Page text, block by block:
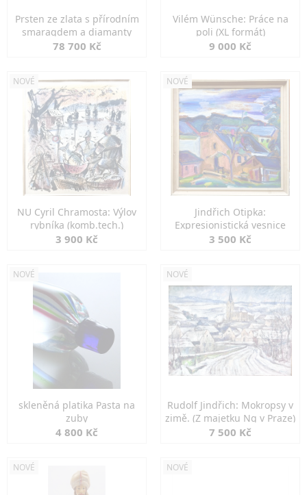
Prsten ze zlata s přírodním
smaragdem a diamanty
78 700 Kč
Vilém Wünsche: Práce na
poli (XL formát)
9 000 Kč
NOVÉ
NU Cyril Chramosta: Výlov
rybníka (komb.tech.)
3 900 Kč
NOVÉ
Jindřich Otipka:
Expresionistická vesnice
3 500 Kč
NOVÉ
skleněná platika Pasta na
zuby
4 800 Kč
NOVÉ
Rudolf Jindřich: Mokropsy v
zimě. (Z majetku Ng v Praze)
7 500 Kč
NOVÉ NOVÉ